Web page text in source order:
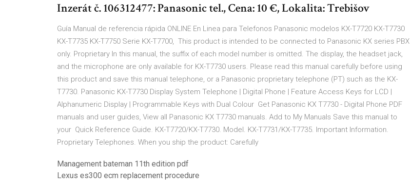
Inzerát č. 106312477: Panasonic tel., Cena: 10 €, Lokalita: Trebišov
Guía Manual de referencia rápida ONLINE En Linea para Telefonos Panasonic modelos KX-T7720 KX-T7730
KX-T7735 KX-T7750 Serie KX-T7700, This product is intended to be connected to Panasonic KX series PBX
only. Proprietary In this manual, the suffix of each model number is omitted. The display, the headset jack,
and the microphone are only available for KX-T7730 users. Please read this manual carefully before using
this product and save this manual telephone, or a Panasonic proprietary telephone (PT) such as the KX-
T7730. Panasonic KX-T7730 Display System Telephone | Digital Phone | Feature Access Keys for LCD |
Alphanumeric Display | Programmable Keys with Dual Colour Get Panasonic KX T7730 - Digital Phone PDF
manuals and user guides, View all Panasonic KX T7730 manuals. Add to My Manuals Save this manual to
your Quick Reference Guide. KX-T7720/KX-T7730. Model. KX-T7731/KX-T7735. Important Information.
Proprietary Telephones. When you ship the product: Carefully
Management bateman 11th edition pdf
Lexus es300 ecm replacement procedure